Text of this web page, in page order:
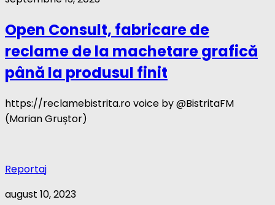
Open Consult, fabricare de
reclame de la machetare grafică
până la produsul finit
https://reclamebistrita.ro voice by @BistritaFM
(Marian Gruștor)
Reportaj
august 10, 2023